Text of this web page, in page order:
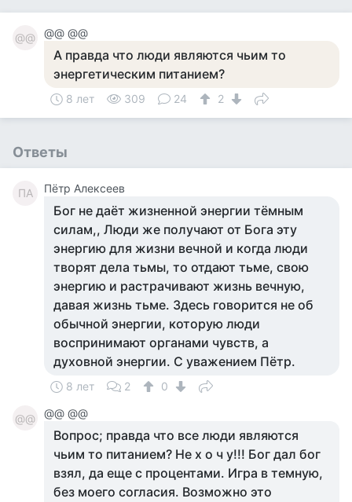
@@ @@ @@
А правда что люди являются чьим то
энергетическим питанием?
8 лет 309 24 2
Ответы
ПА Пётр Алексеев
Бог не даёт жизненной энергии тёмным
силам,, Люди же получают от Бога эту
энергию для жизни вечной и когда люди
творят дела тьмы, то отдают тьме, свою
энергию и растрачивают жизнь вечную,
давая жизнь тьме. Здесь говорится не об
обычной энергии, которую люди
воспринимают органами чувств, а
духовной энергии. С уважением Пётр.
8 лет 2 0
@@ @@ @@
Вопрос; правда что все люди являются
чьим то питанием? Не х о ч у!!! Бог дал бог
взял, да еще с процентами. Игра в темную,
без моего согласия. Возможно это